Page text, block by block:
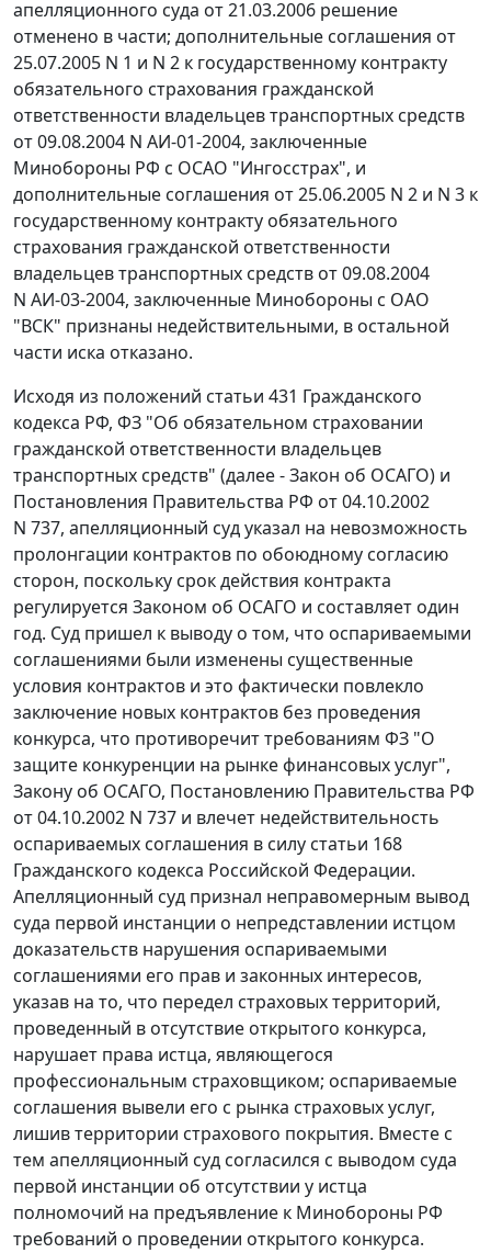
апелляционного суда от 21.03.2006 решение
отменено в части; дополнительные соглашения от
25.07.2005 N 1 и N 2 к государственному контракту
обязательного страхования гражданской
ответственности владельцев транспортных средств
от 09.08.2004 N АИ-01-2004, заключенные
Минобороны РФ с ОСАО "Ингосстрах", и
дополнительные соглашения от 25.06.2005 N 2 и N 3 к
государственному контракту обязательного
страхования гражданской ответственности
владельцев транспортных средств от 09.08.2004
N АИ-03-2004, заключенные Минобороны с ОАО
"ВСК" признаны недействительными, в остальной
части иска отказано.
Исходя из положений статьи 431 Гражданского
кодекса РФ, ФЗ "Об обязательном страховании
гражданской ответственности владельцев
транспортных средств" (далее - Закон об ОСАГО) и
Постановления Правительства РФ от 04.10.2002
N 737, апелляционный суд указал на невозможность
пролонгации контрактов по обоюдному согласию
сторон, поскольку срок действия контракта
регулируется Законом об ОСАГО и составляет один
год. Суд пришел к выводу о том, что оспариваемыми
соглашениями были изменены существенные
условия контрактов и это фактически повлекло
заключение новых контрактов без проведения
конкурса, что противоречит требованиям ФЗ "О
защите конкуренции на рынке финансовых услуг",
Закону об ОСАГО, Постановлению Правительства РФ
от 04.10.2002 N 737 и влечет недействительность
оспариваемых соглашения в силу статьи 168
Гражданского кодекса Российской Федерации.
Апелляционный суд признал неправомерным вывод
суда первой инстанции о непредставлении истцом
доказательств нарушения оспариваемыми
соглашениями его прав и законных интересов,
указав на то, что передел страховых территорий,
проведенный в отсутствие открытого конкурса,
нарушает права истца, являющегося
профессиональным страховщиком; оспариваемые
соглашения вывели его с рынка страховых услуг,
лишив территории страхового покрытия. Вместе с
тем апелляционный суд согласился с выводом суда
первой инстанции об отсутствии у истца
полномочий на предъявление к Минобороны РФ
требований о проведении открытого конкурса.